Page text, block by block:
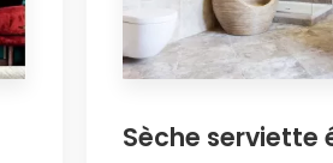
Sèche serviette